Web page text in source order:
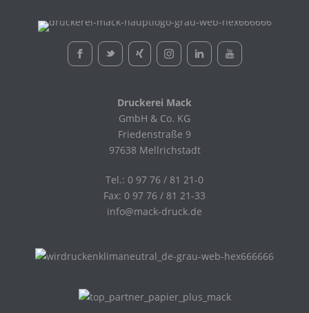
Druckerei Mack
GmbH & Co. KG
Friedenstraße 9
97638 Mellrichstadt
Tel.: 0 97 76 / 81 21-0
Fax: 0 97 76 / 81 21-33
info@mack-druck.de